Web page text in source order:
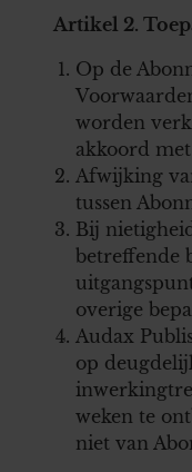
Artikel 2.
Op de
worden
akkoord
Afwijking
tussen
Bij
betreffende
overige
Audax
op
weken te
niet van